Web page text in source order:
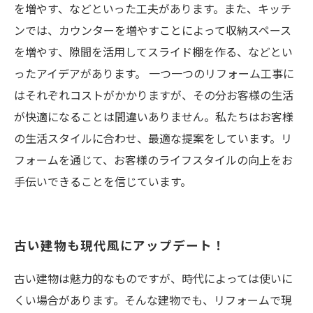
を増やす、などといった工夫があります。また、キッチ
ンでは、カウンターを増やすことによって収納スペース
を増やす、隙間を活用してスライド棚を作る、などとい
ったアイデアがあります。 一つ一つのリフォーム工事に
はそれぞれコストがかかりますが、その分お客様の生活
が快適になることは間違いありません。私たちはお客様
の生活スタイルに合わせ、最適な提案をしています。リ
フォームを通じて、お客様のライフスタイルの向上をお
手伝いできることを信じています。
古い建物も現代風にアップデート！
古い建物は魅力的なものですが、時代によっては使いに
くい場合があります。そんな建物でも、リフォームで現